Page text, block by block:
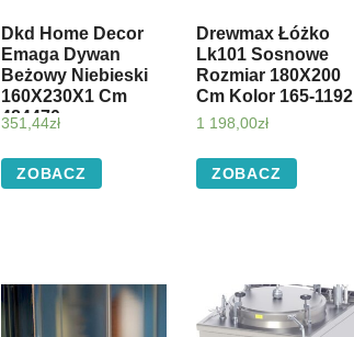
Dkd Home Decor
Emaga Dywan
Beżowy Niebieski
160X230X1 Cm
484470
351,44zł
ZOBACZ
Drewmax Łóżko
Lk101 Sosnowe
Rozmiar 180X200
Cm Kolor 165-1192
1 198,00zł
ZOBACZ